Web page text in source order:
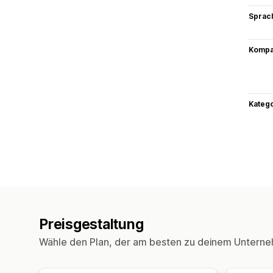
Preisgestaltung
Wähle den Plan, der am besten zu deinem